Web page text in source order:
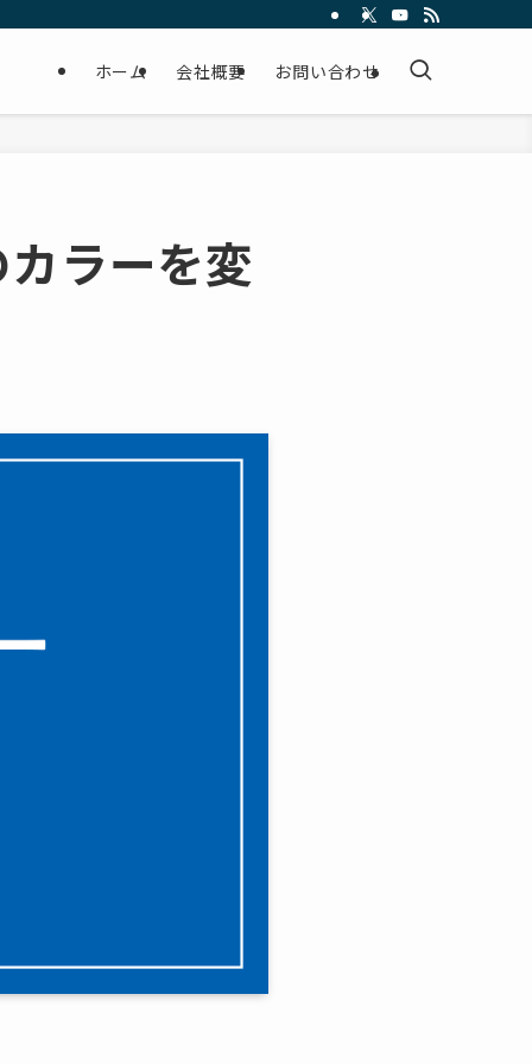
ホーム 会社概要 お問い合わせ
ラーを変